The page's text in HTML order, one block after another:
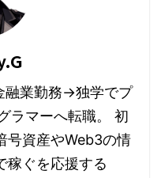
融業勤務→独学でプ
ラマーへ転職。 初
号資産やWeb3の情
稼ぐを応援する